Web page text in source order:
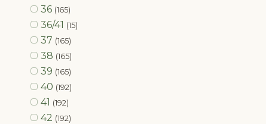
36 (165)
36/41 (15)
37 (165)
38 (165)
39 (165)
40 (192)
41 (192)
42 (192)